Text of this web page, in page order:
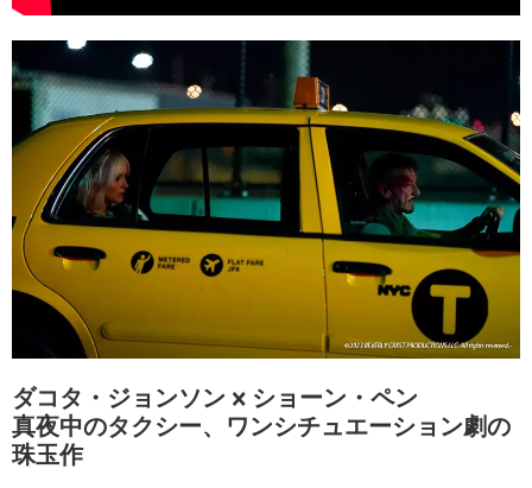
ダコタ・ジョンソン × ショーン・ペン
真夜中のタクシー、ワンシチュエーション劇の
珠玉作